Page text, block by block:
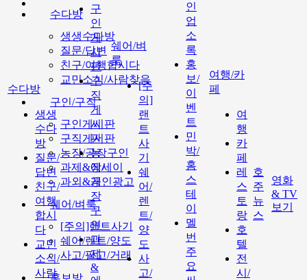
수다방
생생수다방
질문/답변
친구/여행합시다
교민소식/사람찾음
구인/구직
구인게시판
구직게시판
농장/공장구인
과제&에세이
과외&개인광고
쉐어/벼룩
[주의]랜트사기
쉐어/렌트/양도
사고/팔고/거래
홍보방
수다방
생생
수다
방
질문/
답변
친구/
여행
합시
다
교민
소식/
사람
구
인
게
시
판
구
직
게
시
판
농
장/
공
장
구
인
과
제
&
쉐어/벼
룩
[주
의]
랜
트
사
기
쉐
어/
렌
트/
양
도
사
고/
인
업
소
록
홍
보/
이
벤
트
민
박/
홈
스
테
이
멜
번
주
요
여행/카
페
여
행
카
페
레
스
토
랑
호
텔
전
시/
호
주
뉴
스
영화
& TV
보기